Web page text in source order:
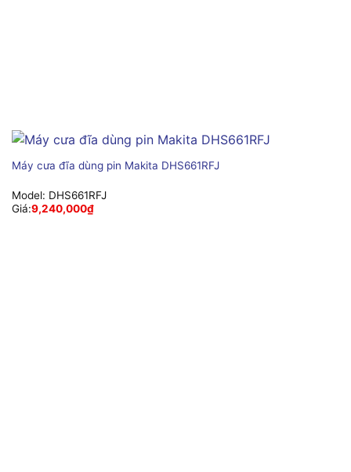
Máy cưa đĩa dùng pin Makita DHS661RFJ
Model: DHS661RFJ
Giá:9,240,000₫